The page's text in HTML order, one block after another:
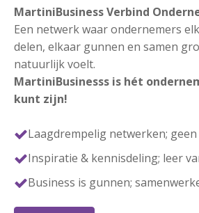
MartiniBusiness Verbind
Een netwerk waar ondernemers
delen, elkaar gunnen en samen
natuurlijk voelt.
MartiniBusinesss is hét
kunt zijn!
Laagdrempelig netwerken;
Inspiratie & kennisdeling; leer
Business is gunnen;